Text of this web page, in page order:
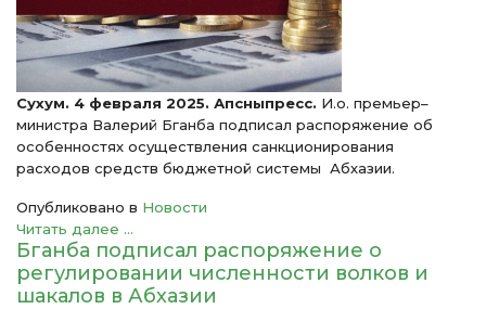
Сухум. 4 февраля 2025. Апсныпресс. И.о. премьер–
министра Валерий Бганба подписал распоряжение об
особенностях осуществления санкционирования
расходов средств бюджетной системы Абхазии.
Опубликовано в Новости
Читать далее ...
Бганба подписал распоряжение о
регулировании численности волков и
шакалов в Абхазии